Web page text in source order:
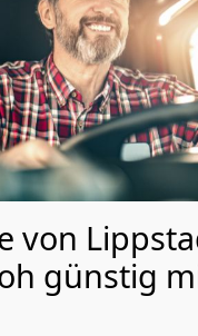
von
günstig